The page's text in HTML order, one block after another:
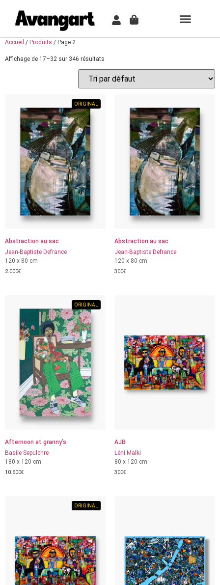
Accueil / Produits / Page 2
Affichage de 17–32 sur 346 résultats
ORIGINAL
Abstraction au sac
Jean-Baptiste Defrance
120 x 80 cm
2.000€
Abstraction au sac
Jean-Baptiste Defrance
120 x 80 cm
300€
ORIGINAL
Afternoon at granny’s
Basile Sepulchre
180 x 120 cm
10.600€
AJB
Léni Malki
80 x 120 cm
300€
ORIGINAL